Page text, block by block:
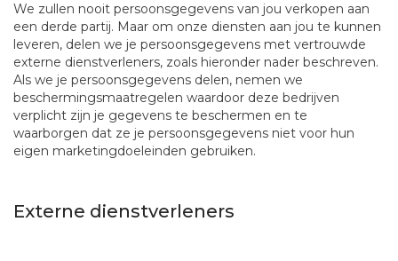
We zullen nooit persoonsgegevens van jou verkopen aan
een derde partij. Maar om onze diensten aan jou te kunnen
leveren, delen we je persoonsgegevens met vertrouwde
externe dienstverleners, zoals hieronder nader beschreven.
Als we je persoonsgegevens delen, nemen we
beschermingsmaatregelen waardoor deze bedrijven
verplicht zijn je gegevens te beschermen en te
waarborgen dat ze je persoonsgegevens niet voor hun
eigen marketingdoeleinden gebruiken.
Externe dienstverleners